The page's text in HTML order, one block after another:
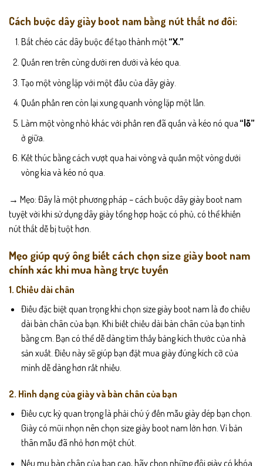
Cách buộc dây giày boot nam bằng nút thắt nơ đôi:
Bắt chéo các dây buộc để tạo thành một“X.”
Quấn ren trên cùng dưới ren dưới và kéo qua.
Tạo một vòng lặp với một đầu của dây giày.
Quấn phần ren còn lại xung quanh vòng lặp một lần.
Làm một vòng nhỏ khác với phần ren đã quấn và kéo nó qua “lỗ”
ở giữa.
Kết thúc bằng cách vượt qua hai vòng và quấn một vòng dưới
vòng kia và kéo nó qua.
→ Mẹo: Đây là một phương pháp – cách buộc dây giày boot nam
tuyệt vời khi sử dụng dây giày tổng hợp hoặc có phủ, có thể khiến
nút thắt dễ bị tuột hơn.
Mẹo giúp quý ông biết cách chọn size giày boot nam
chính xác khi mua hàng trực tuyến
1. Chiều dài chân
Điều đặc biệt quan trọng khi chọn size giày boot nam là đo chiều
dài bàn chân của bạn. Khi biết chiều dài bàn chân của bạn tính
bằng cm. Bạn có thể dễ dàng tìm thấy bảng kích thước của nhà
sản xuất. Điều này sẽ giúp bạn đặt mua giày đúng kích cỡ của
mình dễ dàng hơn rất nhiều.
2. Hình dạng của giày và bàn chân của bạn
Điều cực kỳ quan trọng là phải chú ý đến mẫu giày dép bạn chọn.
Giày có mũi nhọn nên chọn size giày boot nam lớn hơn. Vì bản
thân mẫu đã nhỏ hơn một chút.
Nếu mu bàn chân của bạn cao, hãy chọn những đôi giày có khóa